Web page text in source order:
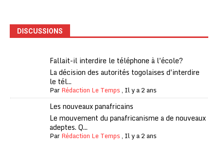
DISCUSSIONS
Fallait-il interdire le téléphone à l'école?
La décision des autorités togolaises d'interdire
le tél...
ParRédaction Le Temps, Il y a 2 ans
Les nouveaux panafricains
Le mouvement du panafricanisme a de nouveaux
adeptes. Q...
ParRédaction Le Temps, Il y a 2 ans